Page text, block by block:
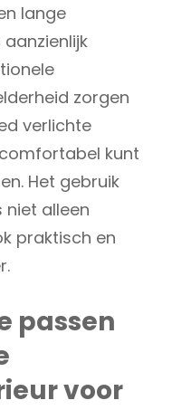
lange
zorgen
verlichte
kunt
Het gebruik
niet alleen
praktisch en
passen
voor